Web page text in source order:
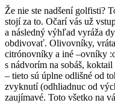
Že nie ste nadšení golfisti?
stojí za to. Očarí vás už
a následný výhľad vyráža
obdivovať. Olivovníky,
citrónovníky a iné –ovníky
s nádvorím na sobáš,
– tieto sú úplne odlišné od
zvyknutí (odhliadnuc od
zaujímavé. Toto všetko na